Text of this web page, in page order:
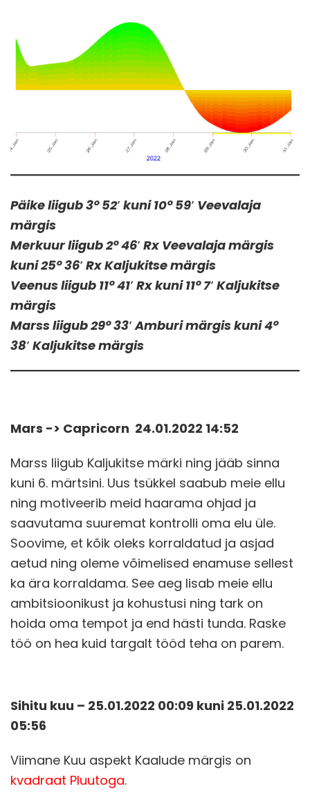
Päike liigub 3° 52′ kuni 10° 59′ Veevalaja
märgis
Merkuur liigub 2° 46′ Rx Veevalaja märgis
kuni 25° 36′ Rx Kaljukitse märgis
Veenus liigub 11° 41′ Rx kuni 11° 7′ Kaljukitse
märgis
Marss liigub 29° 33′ Amburi märgis kuni 4°
38′ Kaljukitse märgis
Mars -> Capricorn 24.01.2022 14:52
Marss liigub Kaljukitse märki ning jääb sinna
kuni 6. märtsini. Uus tsükkel saabub meie ellu
ning motiveerib meid haarama ohjad ja
saavutama suuremat kontrolli oma elu üle.
Soovime, et kõik oleks korraldatud ja asjad
aetud ning oleme võimelised enamuse sellest
ka ära korraldama. See aeg lisab meie ellu
ambitsioonikust ja kohustusi ning tark on
hoida oma tempot ja end hästi tunda. Raske
töö on hea kuid targalt tööd teha on parem.
Sihitu kuu – 25.01.2022 00:09 kuni 25.01.2022
05:56
Viimane Kuu aspekt Kaalude märgis on
kvadraat Pluutoga.